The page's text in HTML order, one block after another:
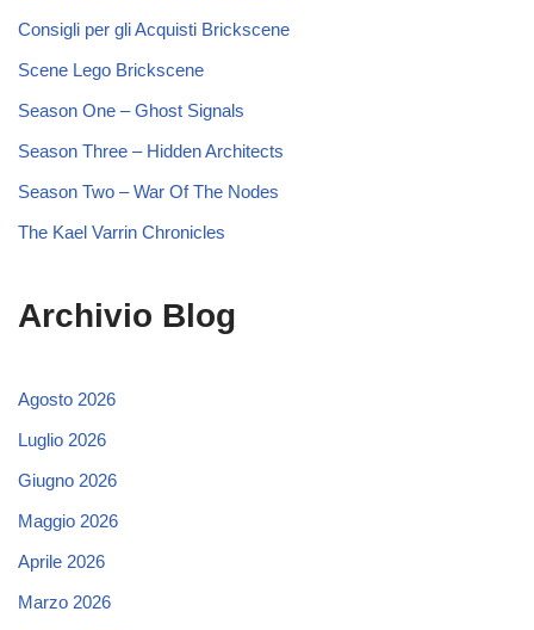
Consigli per gli Acquisti Brickscene
Scene Lego Brickscene
Season One – Ghost Signals
Season Three – Hidden Architects
Season Two – War Of The Nodes
The Kael Varrin Chronicles
Archivio Blog
Agosto 2026
Luglio 2026
Giugno 2026
Maggio 2026
Aprile 2026
Marzo 2026